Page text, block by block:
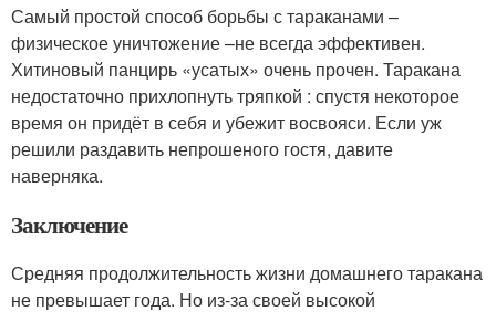
Самый простой способ борьбы с тараканами –
физическое уничтожение –не всегда эффективен.
Хитиновый панцирь «усатых» очень прочен. Таракана
недостаточно прихлопнуть тряпкой : спустя некоторое
время он придёт в себя и убежит восвояси. Если уж
решили раздавить непрошеного гостя, давите
наверняка.
Заключение
Средняя продолжительность жизни домашнего таракана
не превышает года. Но из-за своей высокой